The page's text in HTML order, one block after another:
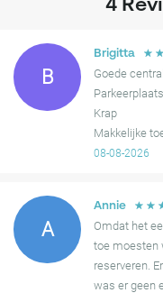
Madame Tussauds
Friet Runstraat, Van
Allard Pierson, en vele
Bovendien ligt de Dam
op slechts 5 minuten
Amsterdam City Centre.
Kies voor Parking Spui -
handige, veilige en meest
parkeerbehoefte, zodat
naadloos en plezierig
4
B
Brigitta ☆ ☆
Goede
Krap
Makkelijke
08-08-2026
A
Annie ☆ ☆
Omdat het
toe moesten
reserveren.
was er geen